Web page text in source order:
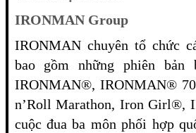
IRONMAN Group
IRONMAN chuyên tổ chức
bao gồm những phiên bản
IRONMAN®, IRONMAN®
n’Roll Marathon, Iron Girl®,
cuộc đua ba môn phối hợp